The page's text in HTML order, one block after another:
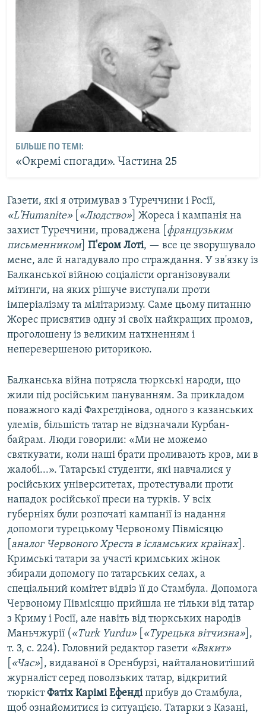
БІЛЬШЕ ПО ТЕМІ:
«Окремі спогади». Частина 25
Газети, які я отримував з Туреччини і Росії,
«L'Humanite»
«Людство» ] Жореса і кампанія на
захист Туреччини, проваджена [ французьким
письменником] П'єром Лоті, — все це зворушувало
мене, але й нагадувало про страждання. У зв'язку із
Балканської війною соціалісти організовували
мітинги, на яких рішуче виступали проти
імперіалізму та мілітаризму. Саме цьому питанню
Жорес присвятив одну зі своїх найкращих промов,
проголошену із великим натхненням і
неперевершеною риторикою.
Балканська війна потрясла тюркські народи, що
жили під російським пануванням. За прикладом
поважного каді Фахретдінова, одного з казанських
улемів, більшість татар не відзначали Курбан-
байрам. Люди говорили: «Ми не можемо
святкувати, коли наші брати проливають кров, ми в
жалобі...». Татарські студенти, які навчалися у
російських університетах, протестували проти
нападок російської преси на турків. У всіх
губерніях були розпочаті кампанії із надання
допомоги турецькому Червоному Півмісяцю
аналог Червоного Хреста в ісламських країнах].
Кримські татари за участі кримських жінок
збирали допомогу по татарських селах, а
спеціальний комітет відвіз її до Стамбула. Допомога
Червоному Півмісяцю прийшла не тільки від татар
з Криму і Росії, але навіть від тюркських народів
Маньчжурії ( «Turk Yurdu» «Турецька вітчизна» ],
т. 3, с. 224). Головний редактор газети «Вакит»
«Час» ], видаваної в Оренбурзі, найталановитіший
журналіст серед поволзьких татар, відкритий
тюркістФатіх Карімі Ефендіприбув до Стамбула,
щоб ознайомитися із ситуацією. Татарки з Казані,